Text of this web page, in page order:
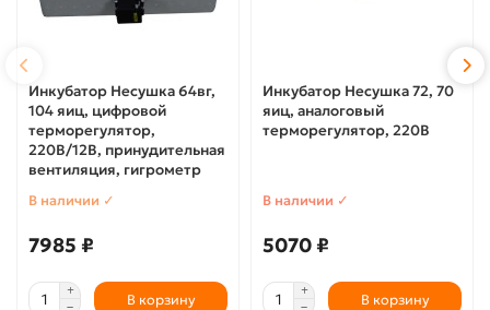
Инкубатор Несушка 64вг,
104 яиц, цифровой
терморегулятор,
220В/12В, принудительная
вентиляция, гигрометр
В наличии ✓
7985 ₽
В корзину
Инкубатор Несушка 72, 70
яиц, аналоговый
терморегулятор, 220В
В наличии ✓
5070 ₽
В корзину